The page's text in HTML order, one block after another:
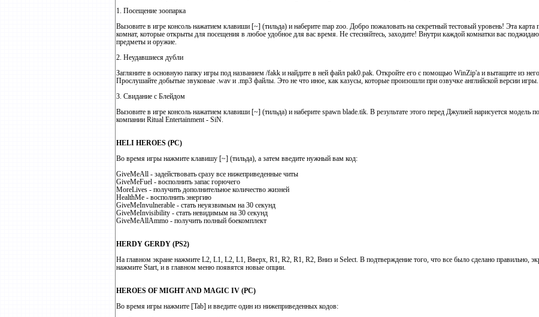
1. Посещение зоопарка
Вызовите в игре консоль нажатием клавиши [~] (тильда) и наберите map zoo. Добро пожаловать на секретный тестовый уровень! Эта карта
комнат, которые открыты для посещения в любое удобное для вас время. Не стесняйтесь, заходите! Внутри каждой комнатки вас
предметы и оружие.
2. Неудавшиеся дубли
Загляните в основную папку игры под названием /fakk и найдите в ней файл pak0.pak. Откройте его с помощью WinZip'a и вытащите из
Прослушайте добытые звуковые .wav и .mp3 файлы. Это не что иное, как казусы, которые произошли при озвучке английской версии игры.
3. Свидание с Блейдом
Вызовите в игре консоль нажатием клавиши [~] (тильда) и наберите spawn blade.tik. В результате этого перед Джулией нарисуется модель
компании Ritual Entertainment - SiN.
HELI HEROES (PC)
Во время игры нажмите клавишу [~] (тильда), а затем введите нужный вам код:
GiveMeAll - задействовать сразу все нижеприведенные читы
GiveMeFuel - восполнить запас горючего
MoreLives - получить дополнительное количество жизней
HealthMe - восполнить энергию
GiveMeInvulnerable - стать неуязвимым на 30 секунд
GiveMeInvisibility - стать невидимым на 30 секунд
GiveMeAllAmmo - получить полный боекомплект
HERDY GERDY (PS2)
На главном экране нажмите L2, L1, L2, L1, Вверх, R1, R2, R1, R2, Вниз и Select. В подтверждение того, что все было сделано правильно,
нажмите Start, и в главном меню появятся новые опции.
HEROES OF MIGHT AND MAGIC IV (PC)
Во время игры нажмите [Tab] и введите один из нижеприведенных кодов: